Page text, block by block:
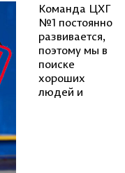
Команда ЦХГ
№1 постоянно
развивается,
поэтому мы в
поиске
хороших
людей и